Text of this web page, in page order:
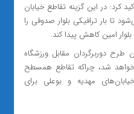
کرد: در این گزینه تقاطع خیابان
تا بار ترافیکی بلوار صدوقی را
بلوار امین کاهش پیدا کند.
دوربرگردان مقابل ورزشگاه
خواهد شد، چراکه تقاطع همسطح
مهدیه و بوعلی برای